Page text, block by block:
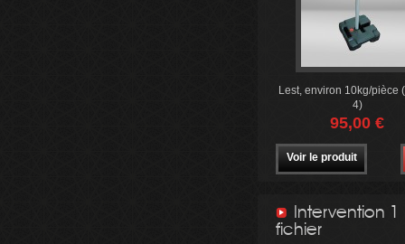
Lest, environ 10kg/pièce
4)
95,00 €
Voir le produit
Intervention 1
fichier